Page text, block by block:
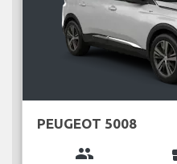
PEUGEOT 5008
group